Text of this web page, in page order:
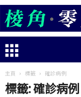
主頁 標籤 確診病例
標籤: 確診病例